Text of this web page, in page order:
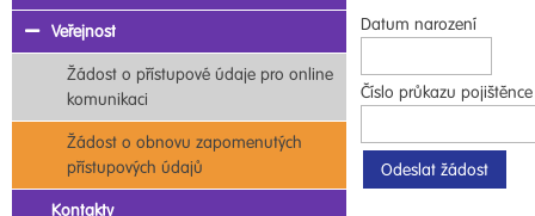
Datum narození
Číslo průkazu pojištěnce
Veřejnost
Žádost o přístupové údaje pro online
komunikaci
Žádost o obnovu zapomenutých
přístupových údajů
Kontakty